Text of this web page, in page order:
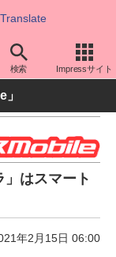
Translate
検索 Impressサイト
の他
はスマート
年2月15日 06:00